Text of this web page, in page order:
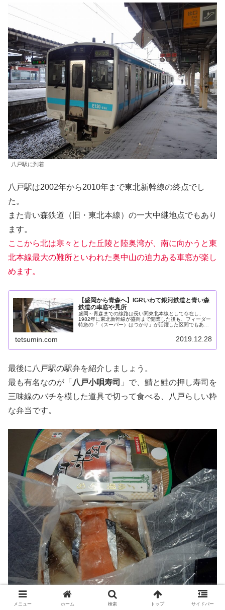
八戸駅に到着
八戸駅は2002年から2010年まで東北新幹線の終点でし
た。
また青い森鉄道（旧・東北本線）の一大中継地点でもあり
ます。
ここから北は寒々とした丘陵と陸奥湾が、南に向かうと東
北本線最大の難所といわれた奥中山の迫力ある車窓が楽し
めます。
【盛岡から青森へ】IGRいわて銀河鉄道と青い森
鉄道の車窓や見所
盛岡～青森までの線路は長い間東北本線として存在し、
1982年に東北新幹線が盛岡まで開業した後も、フィーダー
特急の「（スーパー）はつかり」が活躍した区間でもあり
tetsumin.com 2019.12.28
最後に八戸駅の駅弁を紹介しましょう。
最も有名なのが「 八戸小唄寿司 」で、鯖と鮭の押し寿司を
三味線のバチを模した道具で切って食べる、八戸らしい粋
な弁当です。
スポンサーリンク
メニュー ホーム 検索 トップ サイドバー